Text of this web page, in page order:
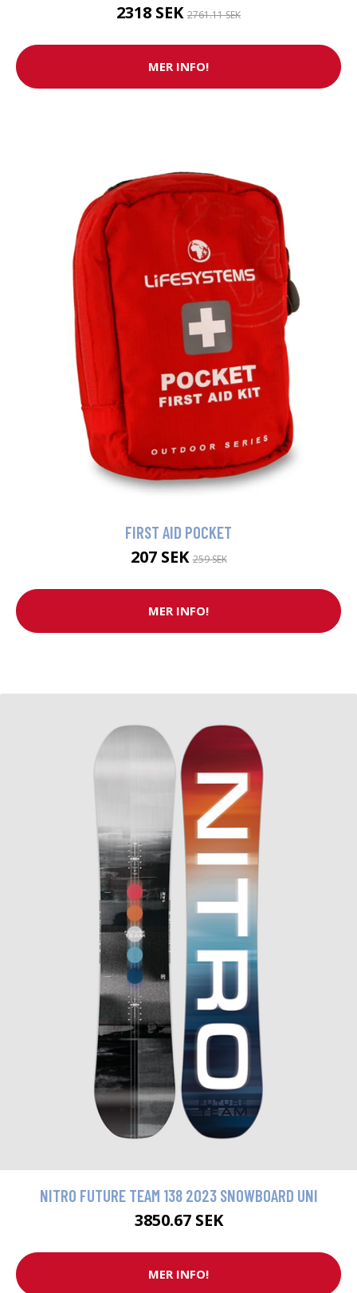
2318 SEK 2761.11 SEK
MER INFO!
FIRST AID POCKET
207 SEK259 SEK
MER INFO!
NITRO FUTURE TEAM 138 2023 SNOWBOARD UNI
3850.67 SEK
MER INFO!